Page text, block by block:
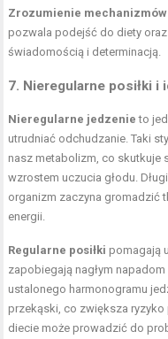
Zrozumienie mechanizmów
pozwala podejść do diety
świadomością i determinacją.
7. Nieregularne posiłki i
Nieregularne jedzenie to
utrudniać odchudzanie. Taki
nasz metabolizm, co skutkuje
wzrostem uczucia głodu.
organizm zaczyna gromadzić
energii.
Regularne posiłki pomagają
zapobiegają nagłym
ustalonego harmonogramu
przekąski, co zwiększa
diecie może prowadzić do